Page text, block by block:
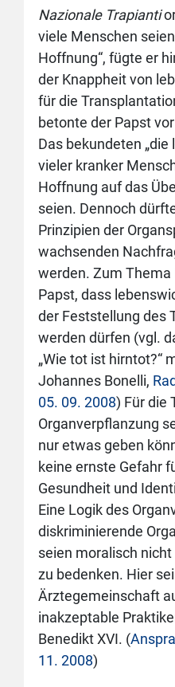
Nazionale Trapianti
viele Menschen
Hoffnung“, fügte er
der Knappheit von
für die
betonte der Papst
Das bekundeten
vieler kranker
Hoffnung auf das
seien. Dennoch
Prinzipien der
wachsenden
werden. Zum
Papst, dass
der Feststellung des
werden dürfen (vgl.
„Wie tot ist hirntot?“
Johannes Bonelli,
05. 09. 2008) Für die
Organverpflanzung
nur etwas geben
keine ernste Gefahr
Gesundheit und
Eine Logik des
diskriminierende
seien moralisch
zu bedenken. Hier
Ärztegemeinschaft
inakzeptable
Benedikt XVI. (
11. 2008)